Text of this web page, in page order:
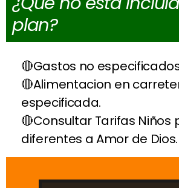
plan?
Gastos no
Alimentacion en
especificada.
Consultar Tarifas Niños
diferentes a Amor de Dios.